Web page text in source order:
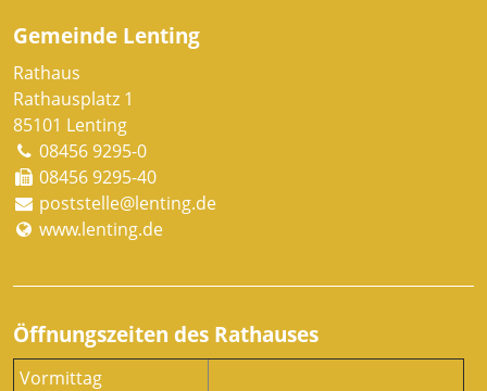
Gemeinde Lenting
Rathaus
Rathausplatz 1
85101 Lenting
08456 9295-0
08456 9295-40
poststelle@lenting.de
www.lenting.de
Öffnungszeiten des Rathauses
Vormittag